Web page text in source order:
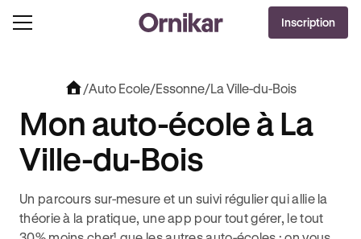
OFFRE EXCLUSIVE
OFFERTS AVEC REVOLUT + 3 MOIS DEEZER PREMIUM OFFERTS* !J'EN PROFITE !
Inscription
/Auto Ecole/Essonne/La Ville-du-Bois
Mon auto-école à La
Ville-du-Bois
Un parcours sur-mesure et un suivi régulier qui allie la
théorie à la pratique, une app pour tout gérer, le tout